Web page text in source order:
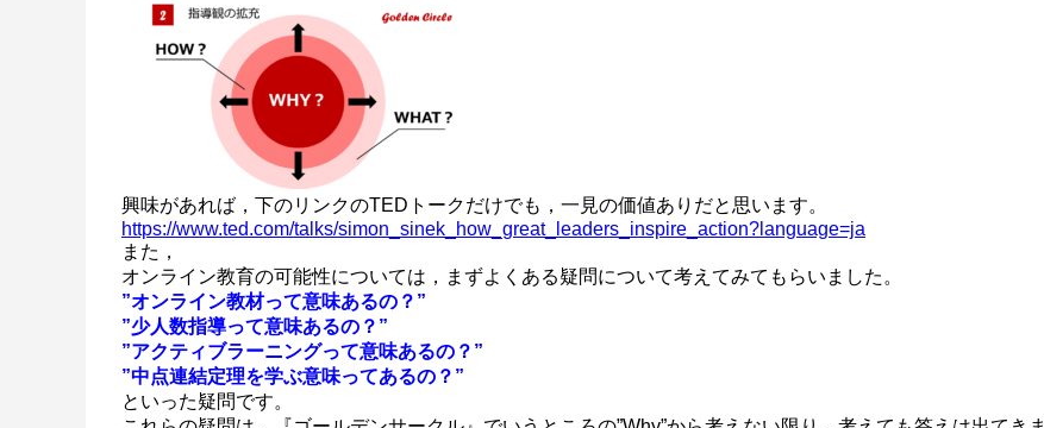
興味があれば，下のリンクのTEDトークだけでも，一見の価値ありだと思います。
https://www.ted.com/talks/simon_sinek_how_great_leaders_inspire_action?language=ja
また，
オンライン教育の可能性については，まずよくある疑問について考えてみてもらいました。
”オンライン教材って意味あるの？”
”少人数指導って意味あるの？”
”アクティブラーニングって意味あるの？”
”中点連結定理を学ぶ意味ってあるの？”
といった疑問です。